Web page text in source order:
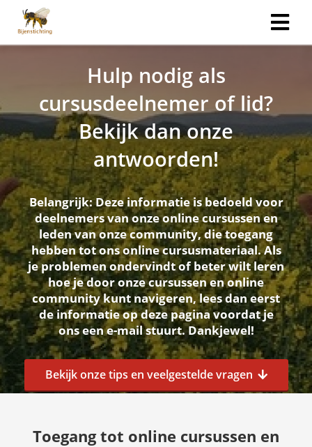
Hulp nodig als
cursusdeelnemer of lid?
Bekijk dan onze
antwoorden!
Belangrijk: Deze informatie is bedoeld voor
deelnemers van onze online cursussen en
leden van onze community, die toegang
hebben tot ons online cursusmateriaal. Als
je problemen ondervindt of beter wilt leren
hoe je door onze cursussen en online
community kunt navigeren, lees dan eerst
de informatie op deze pagina voordat je
ons een e-mail stuurt. Dankjewel!
Bekijk onze tips en veelgestelde vragen
Toegang tot online cursussen en